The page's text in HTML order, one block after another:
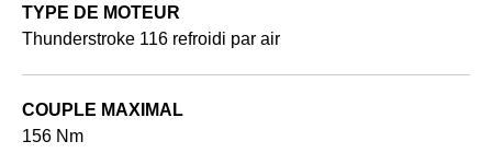
TYPE DE MOTEUR
Thunderstroke 116 refroidi par air
COUPLE MAXIMAL
156 Nm